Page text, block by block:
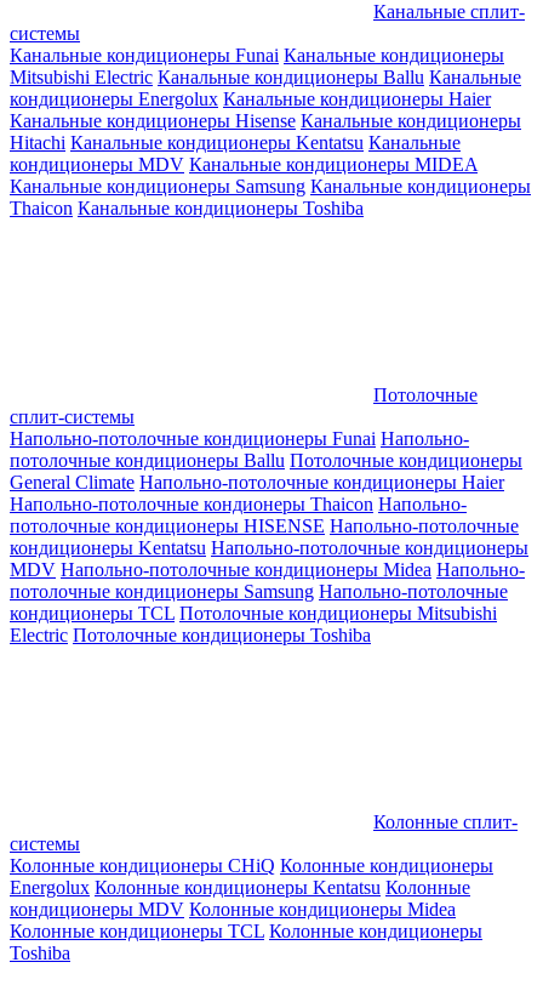
Канальные сплит-
системы
Канальные кондиционеры Funai Канальные кондиционеры
Mitsubishi Electric Канальные кондиционеры Ballu Канальные
кондиционеры Energolux Канальные кондиционеры Haier
Канальные кондиционеры Hisense Канальные кондиционеры
Hitachi Канальные кондиционеры Kentatsu Канальные
кондиционеры MDV Канальные кондиционеры MIDEA
Канальные кондиционеры Samsung Канальные кондиционеры
Thaicon Канальные кондиционеры Toshiba
Потолочные
сплит-системы
Напольно-потолочные кондиционеры Funai Напольно-
потолочные кондиционеры Ballu Потолочные кондиционеры
General Climate Напольно-потолочные кондиционеры Haier
Напольно-потолочные кондионеры Thaicon Напольно-
потолочные кондиционеры HISENSE Напольно-потолочные
кондиционеры Kentatsu Напольно-потолочные кондиционеры
MDV Напольно-потолочные кондиционеры Midea Напольно-
потолочные кондиционеры Samsung Напольно-потолочные
кондиционеры TCL Потолочные кондиционеры Mitsubishi
Electric Потолочные кондиционеры Toshiba
Колонные сплит-
системы
Колонные кондиционеры CHiQ Колонные кондиционеры
Energolux Колонные кондиционеры Kentatsu Колонные
кондиционеры MDV Колонные кондиционеры Midea
Колонные кондиционеры TCL Колонные кондиционеры
Toshiba